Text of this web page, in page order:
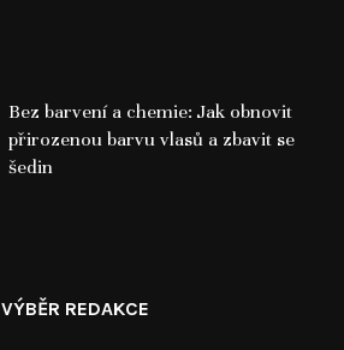
Bez barvení a chemie: Jak obnovit
přirozenou barvu vlasů a zbavit se
šedin
VÝBĚR REDAKCE